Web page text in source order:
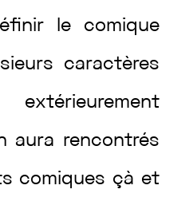
le comique
caractères
extérieurement
aura rencontrés
comiques çà et